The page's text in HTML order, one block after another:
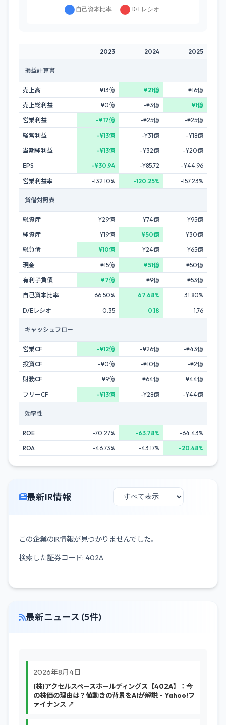
2023 2024 2025
損益計算書
売上高 ¥13億 ¥21億
¥16億
売上総利益
¥0億 -¥3億
¥1億
営業利益
-¥17億 -¥25億
-¥25億
経常利益
-¥13億 -¥31億
-¥18億
当期純利益
-¥13億 -¥32億
-¥20億
EPS
-¥30.94 -¥85.72
-¥44.96
営業利益率
-132.10% -120.25% -157.23%
貸借対照表
総資産 ¥29億 ¥74億
¥95億
純資産
¥19億 ¥50億
¥30億
総負債
¥10億 ¥24億
¥65億
現金
¥15億 ¥51億
¥50億
有利子負債
¥7億 ¥9億
¥53億
自己資本比率
66.50% 67.68%
31.80%
D/Eレシオ
0.35 0.18 1.76
キャッシュフロー
営業CF -¥12億 -¥26億
-¥43億
投資CF
-¥0億 -¥10億
-¥2億
財務CF
¥9億 ¥64億
¥44億
フリーCF
-¥13億 -¥28億 -¥44億
効率性
ROE -70.27% -63.78%
-64.43%
ROA
-46.73% -43.17% -20.48%
最新IR情報
この企業のIR情報が見つかりませんでした。
検索した証券コード: 402A
最新ニュース (5件)
2026年8月4日
(株)アクセルスペースホールディングス【402A】：今
の株価の理由は？値動きの背景をAIが解説 - Yahoo!フ
ァイナンス ↗